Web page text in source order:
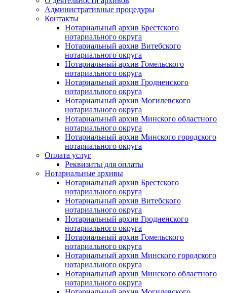
Административные процедуры
Контакты
Нотариальный архив Брестского
нотариального округа
Нотариальный архив Витебского
нотариального округа
Нотариальный архив Гомельского
нотариального округа
Нотариальный архив Гродненского
нотариального округа
Нотариальный архив Могилевского
нотариального округа
Нотариальный архив Минского областного
нотариального округа
Нотариальный архив Минского городского
нотариального округа
Оплата услуг
Реквизиты для оплаты
Нотариальные архивы
Нотариальный архив Брестского
нотариального округа
Нотариальный архив Витебского
нотариального округа
Нотариальный архив Гродненского
нотариального округа
Нотариальный архив Гомельского
нотариального округа
Нотариальный архив Минского городского
нотариального округа
Нотариальный архив Минского областного
нотариального округа